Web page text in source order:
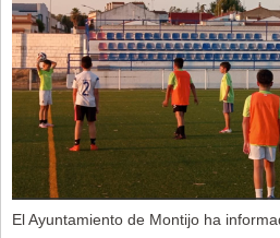
El Ayuntamiento de Montijo ha